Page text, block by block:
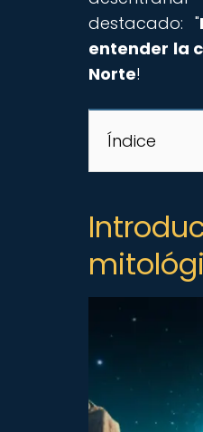
destacado: "
entender la
Norte!
Índice